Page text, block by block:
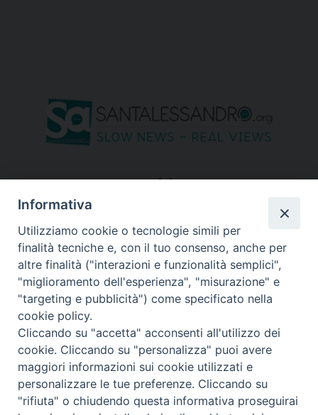
seguici su
Copyright © 2026 Diocesi di Bergamo - C. F. 01072200163 - Tutti i
Informativa
Utilizziamo cookie o tecnologie simili per
finalità tecniche e, con il tuo consenso, anche per
altre finalità ("interazioni e funzionalità semplici",
"miglioramento dell'esperienza", "misurazione" e
"targeting e pubblicità") come specificato nella
cookie policy.
Cliccando su "accetta" acconsenti all'utilizzo dei
cookie. Cliccando su "personalizza" puoi avere
maggiori informazioni sui cookie utilizzati e
personalizzare le tue preferenze. Cliccando su
"rifiuta" o chiudendo questa informativa proseguirai